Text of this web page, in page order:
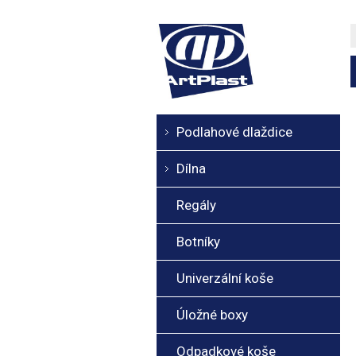
Podlahové dlaždice
Dílna
Regály
Botníky
Univerzální koše
Úložné boxy
Odpadkové koše